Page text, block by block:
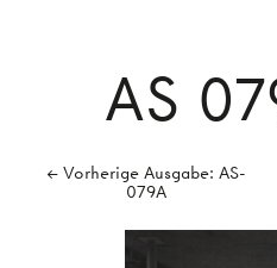
AS
← Vorherige Ausgabe: AS-
079A